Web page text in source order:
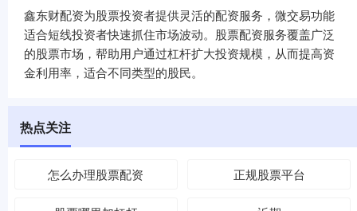
鑫东财配资为股票投资者提供灵活的配资服务，微交易功能
适合短线投资者快速抓住市场波动。股票配资服务覆盖广泛
的股票市场，帮助用户通过杠杆扩大投资规模，从而提高资
金利用率，适合不同类型的股民。
热点关注
怎么办理股票配资 正规股票平台